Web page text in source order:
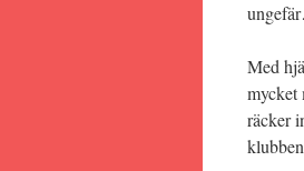
Med
mycket
räcker